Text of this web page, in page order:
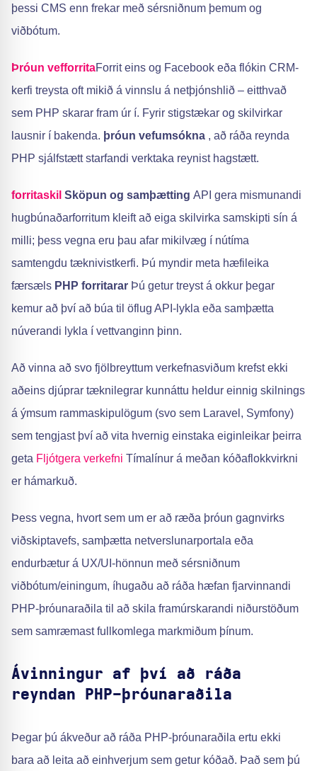
þessi CMS enn frekar með sérsniðnum þemum og
viðbótum.
Þróun vefforritaForrit eins og Facebook eða flókin CRM-
kerfi treysta oft mikið á vinnslu á netþjónshlið – eitthvað
sem PHP skarar fram úr í. Fyrir stigstækar og skilvirkar
lausnir í bakenda. þróun vefumsókna , að ráða reynda
PHP sjálfstætt starfandi verktaka reynist hagstætt.
forritaskil Sköpun og samþætting API gera mismunandi
hugbúnaðarforritum kleift að eiga skilvirka samskipti sín á
milli; þess vegna eru þau afar mikilvæg í nútíma
samtengdu tæknivistkerfi. Þú myndir meta hæfileika
færsæls PHP forritarar Þú getur treyst á okkur þegar
kemur að því að búa til öflug API-lykla eða samþætta
núverandi lykla í vettvanginn þinn.
Að vinna að svo fjölbreyttum verkefnasviðum krefst ekki
aðeins djúprar tæknilegrar kunnáttu heldur einnig skilnings
á ýmsum rammaskipulögum (svo sem Laravel, Symfony)
sem tengjast því að vita hvernig einstaka eiginleikar þeirra
geta Fljótgera verkefni Tímalínur á meðan kóðaflokkvirkni
er hámarkuð.
Þess vegna, hvort sem um er að ræða þróun gagnvirks
viðskiptavefs, samþætta netverslunarportala eða
endurbætur á UX/UI-hönnun með sérsniðnum
viðbótum/einingum, íhugaðu að ráða hæfan fjarvinnandi
PHP-þróunaraðila til að skila framúrskarandi niðurstöðum
sem samræmast fullkomlega markmiðum þínum.
Ávinningur af því að ráða
reyndan PHP-þróunaraðila
Þegar þú ákveður að ráða PHP-þróunaraðila ertu ekki
bara að leita að einhverjum sem getur kóðað. Það sem þú